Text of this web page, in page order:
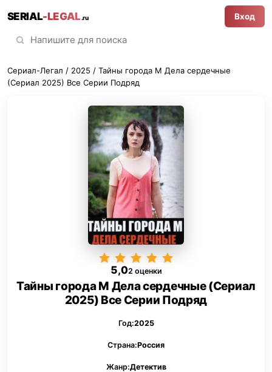
SERIAL-LEGAL.ru Вход
Сериал-Легал / 2025 / Тайны города М Дела сердечные
(Сериал 2025) Все Серии Подряд
5,02 оценки
Тайны города М Дела сердечные (Сериал
2025) Все Серии Подряд
Год:2025
Страна:Россия
Жанр:Детектив